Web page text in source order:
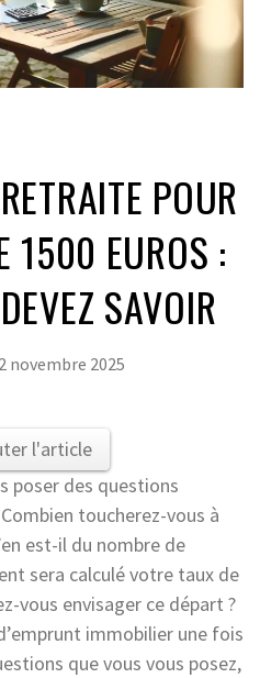
POUR
1500 EUROS :
SAVOIR
2 novembre 2025
l'article
poser des questions
toucherez-vous à
est-il du nombre de
sera calculé votre taux de
vous envisager ce départ ?
immobilier une fois
que vous vous posez,